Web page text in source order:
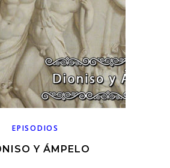
EPISODIOS
Y ÁMPELO